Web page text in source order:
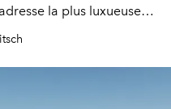
la plus luxueuse